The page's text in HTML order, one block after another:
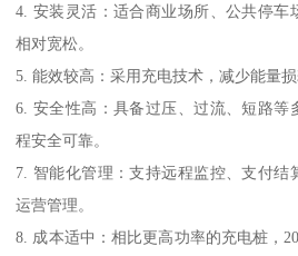
4. 安装灵活：适合商业场所、公共停车
相对宽松。
5. 能效较高：采用充电技术，减少能量损
6. 安全性高：具备过压、过流、短路等
程安全可靠。
7. 智能化管理：支持远程监控、支付结
运营管理。
8. 成本适中：相比更高功率的充电桩，